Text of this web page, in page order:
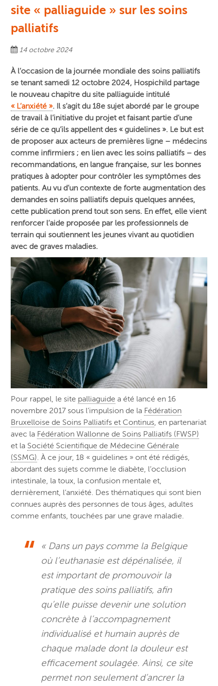
site « palliaguide » sur les soins
palliatifs
14 octobre 2024
À l’occasion de la journée mondiale des soins palliatifs
se tenant samedi 12 octobre 2024, Hospichild partage
le nouveau chapitre du site palliaguide intitulé
« L’anxiété ». Il s’agit du 18e sujet abordé par le groupe
de travail à l’initiative du projet et faisant partie d’une
série de ce qu’ils appellent des « guidelines ». Le but est
de proposer aux acteurs de premières ligne – médecins
comme infirmiers ; en lien avec les soins palliatifs – des
recommandations, en langue française, sur les bonnes
pratiques à adopter pour contrôler les symptômes des
patients. Au vu d’un contexte de forte augmentation des
demandes en soins palliatifs depuis quelques années,
cette publication prend tout son sens. En effet, elle vient
renforcer l’aide proposée par les professionnels de
terrain qui soutiennent les jeunes vivant au quotidien
avec de graves maladies.
Pour rappel, le site palliaguide a été lancé en 16
novembre 2017 sous l’impulsion de la Fédération
Bruxelloise de Soins Palliatifs et Continus, en partenariat
avec la Fédération Wallonne de Soins Palliatifs (FWSP)
et la Société Scientifique de Médecine Générale
(SSMG). À ce jour, 18 « guidelines » ont été rédigés,
abordant des sujets comme le diabète, l’occlusion
intestinale, la toux, la confusion mentale et,
dernièrement, l’anxiété. Des thématiques qui sont bien
connues auprès des personnes de tous âges, adultes
comme enfants, touchées par une grave maladie.
« Dans un pays comme la Belgique
où l’euthanasie est dépénalisée, il
est important de promouvoir la
pratique des soins palliatifs, afin
qu’elle puisse devenir une solution
concrète à l’accompagnement
individualisé et humain auprès de
chaque malade dont la douleur est
efficacement soulagée. Ainsi, ce site
permet non seulement d’ancrer la